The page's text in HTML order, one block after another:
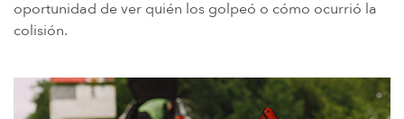
ENFERMEDAD DE LA GUERRA DEL GOLFO Y DISCAPACIDAD DE LOS
PARAQUAT
AGENTE NARANJA Y VETERANOS DE VIETNAM
oportunidad de ver quién los golpeó o cómo ocurrió la
colisión.